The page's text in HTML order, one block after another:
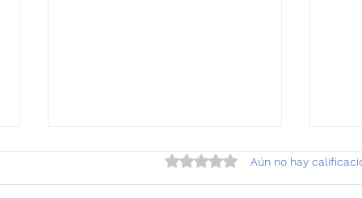
Obtuvo 0 de 5 estrellas.
Aún no hay